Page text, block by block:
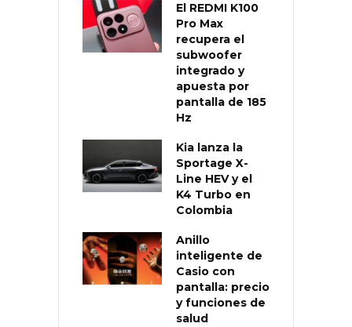
El REDMI K100
Pro Max
recupera el
subwoofer
integrado y
apuesta por
pantalla de 185
Hz
Kia lanza la
Sportage X-
Line HEV y el
K4 Turbo en
Colombia
Anillo
inteligente de
Casio con
pantalla: precio
y funciones de
salud